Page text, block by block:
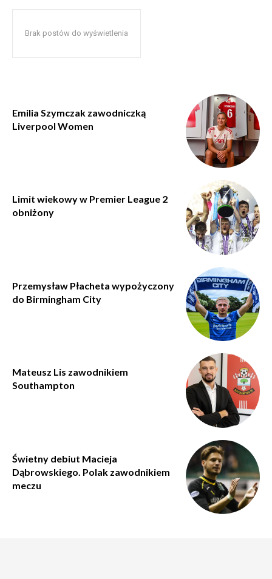
Brak postów do wyświetlenia
Emilia Szymczak zawodniczką
Liverpool Women
Limit wiekowy w Premier League 2
obniżony
Przemysław Płacheta wypożyczony
do Birmingham City
Mateusz Lis zawodnikiem
Southampton
Świetny debiut Macieja
Dąbrowskiego. Polak zawodnikiem
meczu